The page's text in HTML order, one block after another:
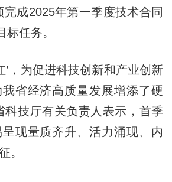
完成2025年第一季度技术合同
标任务。
，为促进科技创新和产业创新
省经济高质量发展增添了硬
科技厅有关负责人表示，首季
现量质齐升、活力涌现、内
。